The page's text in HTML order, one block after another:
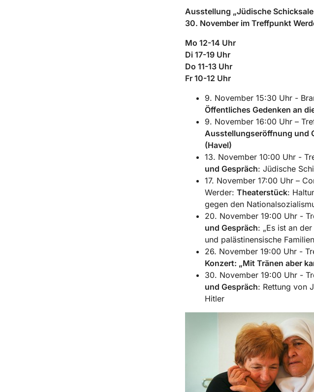
Ausstellung „Jüdische
30. November im Treffpunkt
Mo 12-14 Uhr
Di 17-19 Uhr
Do 11-13 Uhr
Fr 10-12 Uhr
9. November 15:30 Uhr -
Öffentliches Gedenken an
9. November 16:00 Uhr –
Ausstellungseröffnung und
(Havel)
13. November 10:00 Uhr -
und Gespräch: Jüdische
17. November 17:00 Uhr –
Werder: Theaterstück:
gegen den
20. November 19:00 Uhr -
und Gespräch: „Es ist an
und palästinensische
26. November 19:00 Uhr -
Konzert: „Mit Tränen aber
30. November 19:00 Uhr -
und Gespräch: Rettung von
Hitler